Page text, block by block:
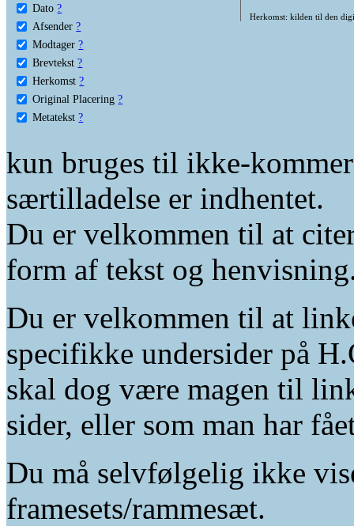
Dato ?
Afsender ?
Modtager ?
Brevtekst ?
Herkomst ?
Original Placering ?
Metatekst ?
Herkomst: kilden til den
kun bruges til ikke-
særtilladelse er indhentet.
Du er velkommen til at
form af tekst og
Du er velkommen til at
specifikke undersider på
skal dog være magen til
sider, eller som man har
Du må selvfølgelig ikke
framesets/rammesæt.